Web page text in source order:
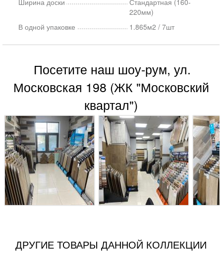
Ширина доски
Стандартная (160-
220мм)
В одной упаковке
1.865м2 / 7шт
Посетите наш шоу-рум, ул.
Московская 198 (ЖК "Московский
квартал")
ДРУГИЕ ТОВАРЫ ДАННОЙ КОЛЛЕКЦИИ